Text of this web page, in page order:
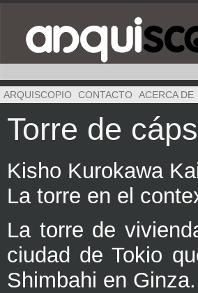
ARQUISCOPIO CONTACTO ACERCA DE
Torre de
Kisho Kurokawa
La torre en el
La torre de
ciudad de Tokio
Shimbahi en